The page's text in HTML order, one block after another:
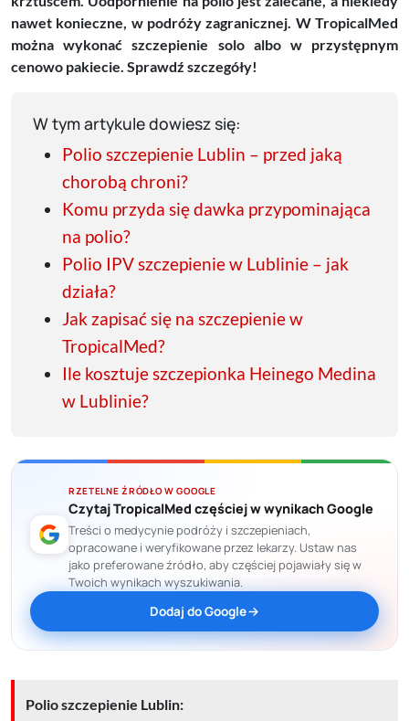
nawet konieczne, w podróży zagranicznej. W TropicalMed
można wykonać szczepienie solo albo w przystępnym
cenowo pakiecie. Sprawdź szczegóły!
W tym artykule dowiesz się:
Polio szczepienie Lublin – przed jaką
chorobą chroni?
Komu przyda się dawka przypominająca
na polio?
Polio IPV szczepienie w Lublinie – jak
działa?
Jak zapisać się na szczepienie w
TropicalMed?
Ile kosztuje szczepionka Heinego Medina
w Lublinie?
RZETELNE ŹRÓDŁO W GOOGLE
Czytaj TropicalMed częściej w wynikach Google
Treści o medycynie podróży i szczepieniach,
opracowane i weryfikowane przez lekarzy. Ustaw nas
jako preferowane źródło, aby częściej pojawiały się w
Twoich wynikach wyszukiwania.
Dodaj do Google
Polio szczepienie Lublin: